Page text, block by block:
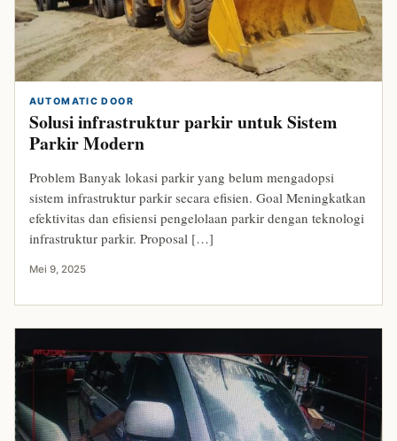
AUTOMATIC DOOR
Solusi infrastruktur parkir untuk Sistem
Parkir Modern
Problem Banyak lokasi parkir yang belum mengadopsi
sistem infrastruktur parkir secara efisien. Goal Meningkatkan
efektivitas dan efisiensi pengelolaan parkir dengan teknologi
infrastruktur parkir. Proposal […]
Mei 9, 2025